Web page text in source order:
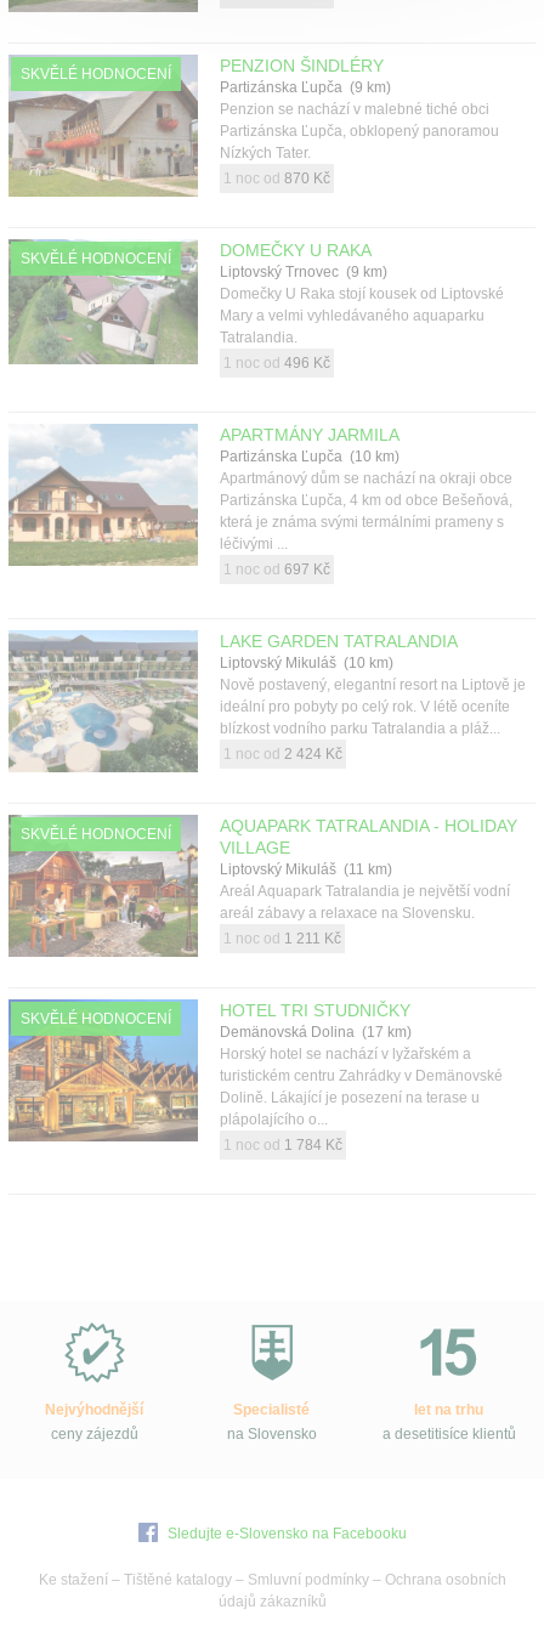
SKVĚLÉ HODNOCENÍ PENZION ŠINDLÉRY
Partizánska Ľupča (9 km)
Penzion se nachází v malebné tiché obci
Partizánska Ľupča, obklopený panoramou
Nízkých Tater.
1 noc od 870 Kč
SKVĚLÉ HODNOCENÍ DOMEČKY U RAKA
Liptovský Trnovec (9 km)
Domečky U Raka stojí kousek od Liptovské
Mary a velmi vyhledávaného aquaparku
Tatralandia.
1 noc od 496 Kč
APARTMÁNY JARMILA
Partizánska Ľupča (10 km)
Apartmánový dům se nachází na okraji obce
Partizánska Ľupča, 4 km od obce Bešeňová,
která je známa svými termálními prameny s
léčivými ...
1 noc od 697 Kč
LAKE GARDEN TATRALANDIA
Liptovský Mikuláš (10 km)
Nově postavený, elegantní resort na Liptově je
ideální pro pobyty po celý rok. V létě oceníte
blízkost vodního parku Tatralandia a pláž...
1 noc od 2 424 Kč
SKVĚLÉ HODNOCENÍ
AQUAPARK TATRALANDIA - HOLIDAY
VILLAGE
Liptovský Mikuláš (11 km)
Areál Aquapark Tatralandia je největší vodní
areál zábavy a relaxace na Slovensku.
1 noc od 1 211 Kč
SKVĚLÉ HODNOCENÍ HOTEL TRI STUDNIČKY
Demänovská Dolina (17 km)
Horský hotel se nachází v lyžařském a
turistickém centru Zahrádky v Demänovské
Dolině. Lákající je posezení na terase u
plápolajícího o...
1 noc od 1 784 Kč
Slovensko.cz?
Nejvýhodnější
ceny zájezdů
Specialisté
na Slovensko
let na trhu
a desetitisíce klientů
Sledujte e-Slovensko na Facebooku
Ke stažení– Tištěné katalogy– Smluvní podmínky– Ochrana osobních
údajů zákazníků